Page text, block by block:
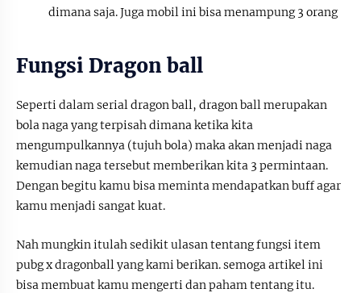
dimana saja. Juga mobil ini bisa menampung 3 orang
Fungsi Dragon ball
Seperti dalam serial dragon ball, dragon ball merupakan
bola naga yang terpisah dimana ketika kita
mengumpulkannya (tujuh bola) maka akan menjadi naga
kemudian naga tersebut memberikan kita 3 permintaan.
Dengan begitu kamu bisa meminta mendapatkan buff agar
kamu menjadi sangat kuat.
Nah mungkin itulah sedikit ulasan tentang fungsi item
pubg x dragonball yang kami berikan. semoga artikel ini
bisa membuat kamu mengerti dan paham tentang itu.